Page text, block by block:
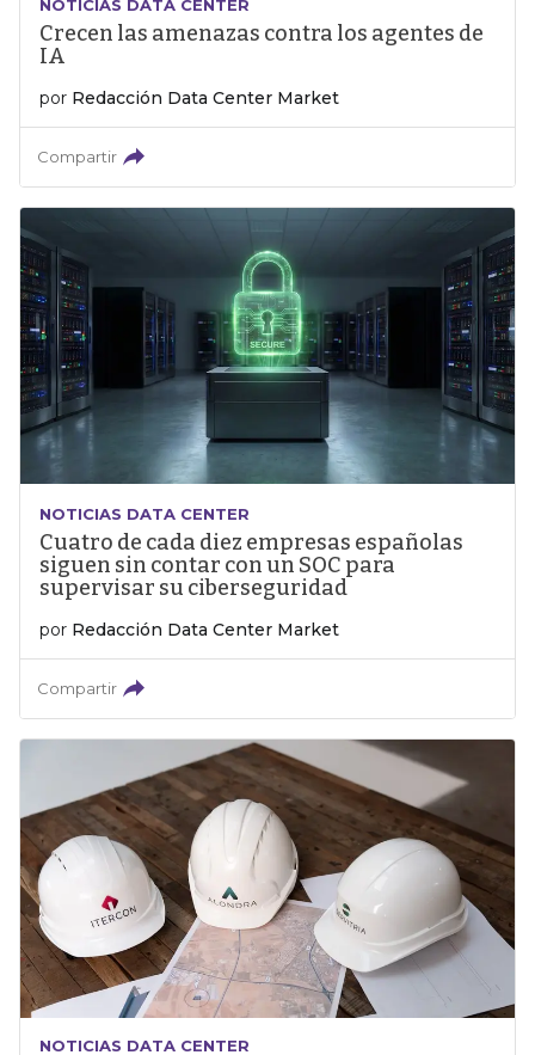
NOTICIAS DATA CENTER
Crecen las amenazas contra los agentes de
IA
por Redacción Data Center Market
Compartir
NOTICIAS DATA CENTER
Cuatro de cada diez empresas españolas
siguen sin contar con un SOC para
supervisar su ciberseguridad
por Redacción Data Center Market
Compartir
NOTICIAS DATA CENTER